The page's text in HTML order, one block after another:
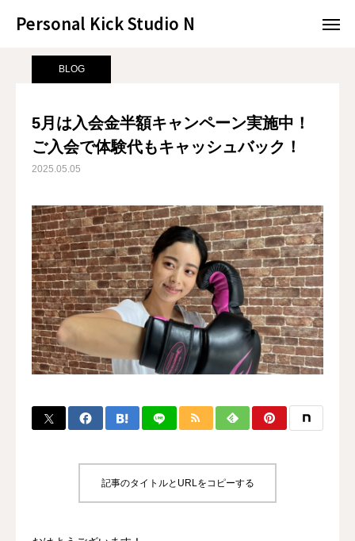
Personal Kick Studio N
サンプルページ BLOG 5月は入会金半額キャンペーン実施中！ご入会で体験代もキャッシュバック！
BLOG
5月は入会金半額キャンペーン実施中！
ご入会で体験代もキャッシュバック！
2025.05.05
記事のタイトルとURLをコピーする
Personal Kick Studio N
BLOG CONTACT
RESERVATION
CONCEPT
MENU
ACCESS
CONTACT
MENBERSHIP